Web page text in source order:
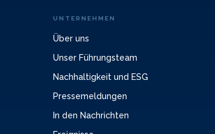
UNTERNEHMEN
Über uns
Unser Führungsteam
Nachhaltigkeit und ESG
Pressemeldungen
In den Nachrichten